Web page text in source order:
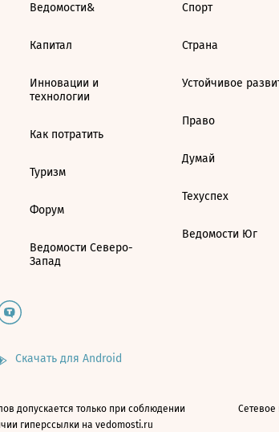
Ведомости&
Капитал
Инновации и
технологии
Как потратить
Туризм
Форум
Ведомости Северо-
Запад
Спорт
Страна
Устойчивое
Право
Думай
Техуспех
Ведомости Юг
Скачать для Android
допускается только при соблюдении
гиперссылки на vedomosti.ru
Сетевое